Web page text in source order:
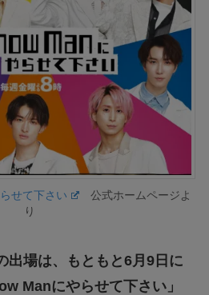
せて下さい
公式ホームページよ
り
出場は、もともと6月9日に
Manにやらせて下さい」